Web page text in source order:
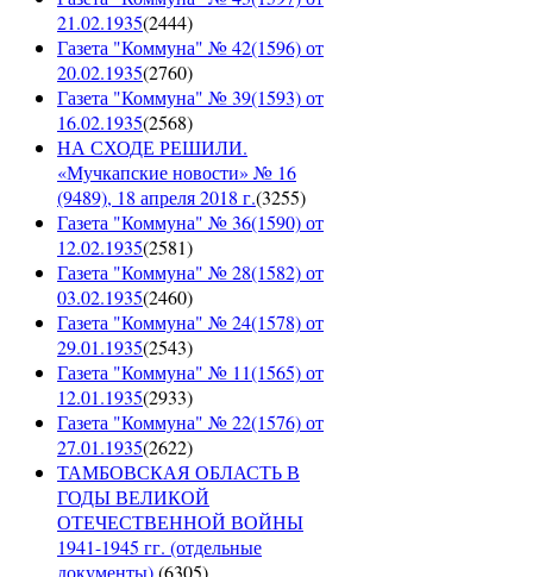
21.02.1935(2444)
Газета "Коммуна" № 42(1596) от
20.02.1935(2760)
Газета "Коммуна" № 39(1593) от
16.02.1935(2568)
НА СХОДЕ РЕШИЛИ.
«Мучкапские новости» № 16
(9489), 18 апреля 2018 г.(3255)
Газета "Коммуна" № 36(1590) от
12.02.1935(2581)
Газета "Коммуна" № 28(1582) от
03.02.1935(2460)
Газета "Коммуна" № 24(1578) от
29.01.1935(2543)
Газета "Коммуна" № 11(1565) от
12.01.1935(2933)
Газета "Коммуна" № 22(1576) от
27.01.1935(2622)
ТАМБОВСКАЯ ОБЛАСТЬ В
ГОДЫ ВЕЛИКОЙ
ОТЕЧЕСТВЕННОЙ ВОЙНЫ
1941-1945 гг. (отдельные